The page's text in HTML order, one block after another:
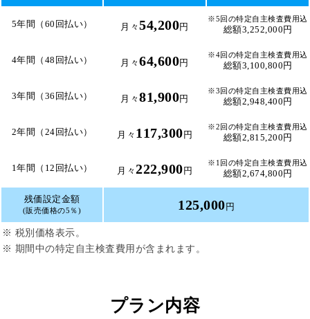
5年間（60回払い） 月々54,200円
※5回の特定自主検査費用込
総額3,252,000円
4年間（48回払い） 月々64,600円
※4回の特定自主検査費用込
総額3,100,800円
3年間（36回払い） 月々81,900円
※3回の特定自主検査費用込
総額2,948,400円
2年間（24回払い） 月々 117,300 円
※2回の特定自主検査費用込
総額2,815,200円
1年間（12回払い） 月々 222,900 円
※1回の特定自主検査費用込
総額2,674,800円
残価設定金額
(販売価格の5％) 125,000 円
※ 税別価格表示。
※ 期間中の特定自主検査費用が含まれます。
プラン内容